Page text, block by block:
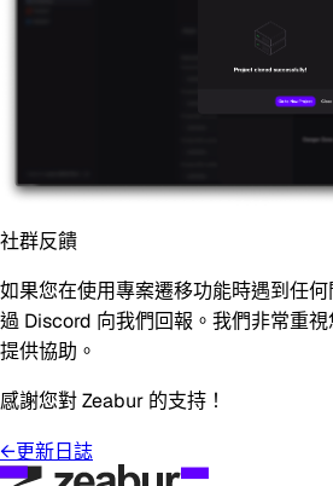
社群反饋
如果您在使用專案遷移功能時遇到任
過 Discord 向我們回報。我們非常重
提供協助。
感謝您對 Zeabur 的支持！
←更新日誌